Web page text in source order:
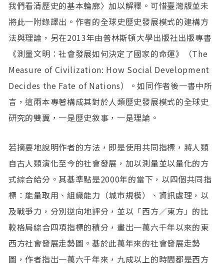
我們看清歷史的基本輪廓〉加以解釋。可惜臺灣版並未
將此一附錄譯出。作者的全球史歷史發展模式的建構方
法與理論，另在2013年由普林斯頓大學出版社出版專書
《測量文明：社會發展如何決定了國家的命運》（The
Measure of Civilization: How Social Development
Decides the Fate of Nations）。如同作者後一書中所
言，這兩本專著構成其對於人類歷史發展模式的全球史
研究的雙翼，一是歷史敘事，一是理論。
若摘要地說明作者的方法，即是使用共同指標，將人類
自古人類演化至今的社會發展，加以測量並以量化的方
式綜合給分。其基準點是2000年的當下，以四個共同指
標：能量取用、組織能力（城市規模）、資訊處理，以
及戰爭力，分別逆向地評分，並以「西方／東方」的比
較格局綜合四項指標的積分，畫出一萬六千年以來的東
西方社會發展走勢圖。基於此萬年來的社會發展走勢
圖，作者指出一萬六千年來，九成以上的時間都是西方